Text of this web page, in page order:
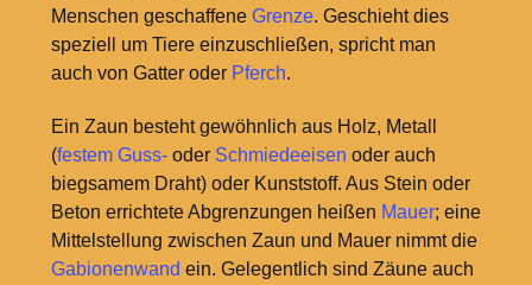
Menschen geschaffene Grenze. Geschieht dies
speziell um Tiere einzuschließen, spricht man
auch von Gatter oder Pferch.
Ein Zaun besteht gewöhnlich aus Holz, Metall
(festem Guss-oder Schmiedeeisen oder auch
biegsamem Draht) oder Kunststoff. Aus Stein oder
Beton errichtete Abgrenzungen heißen Mauer; eine
Mittelstellung zwischen Zaun und Mauer nimmt die
Gabionenwand ein. Gelegentlich sind Zäune auch